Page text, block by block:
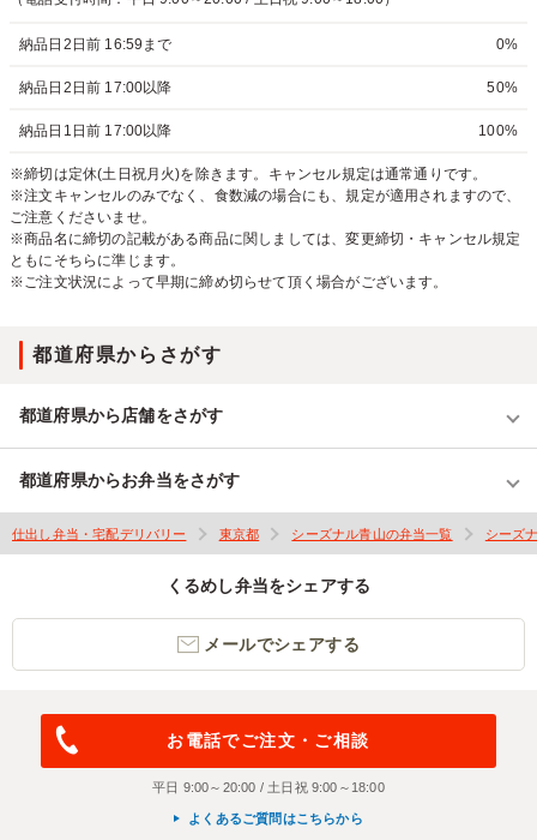
納品日2日前 16:59まで 0%
納品日2日前 17:00以降 50%
納品日1日前 17:00以降 100%
※締切は定休(土日祝月火)を除きます。キャンセル規定は通常通りです。
※注文キャンセルのみでなく、食数減の場合にも、規定が適用されますので、
ご注意くださいませ。
※商品名に締切の記載がある商品に関しましては、変更締切・キャンセル規定
ともにそちらに準じます。
※ご注文状況によって早期に締め切らせて頂く場合がございます。
都道府県からさがす
都道府県から店舗をさがす
都道府県からお弁当をさがす
仕出し弁当・宅配デリバリー 東京都 シーズナル青山の弁当一覧 シーズ
くるめし弁当をシェアする
メールでシェアする
お電話でご注文・ご相談
平日 9:00～20:00 / 土日祝 9:00～18:00
よくあるご質問はこちらから